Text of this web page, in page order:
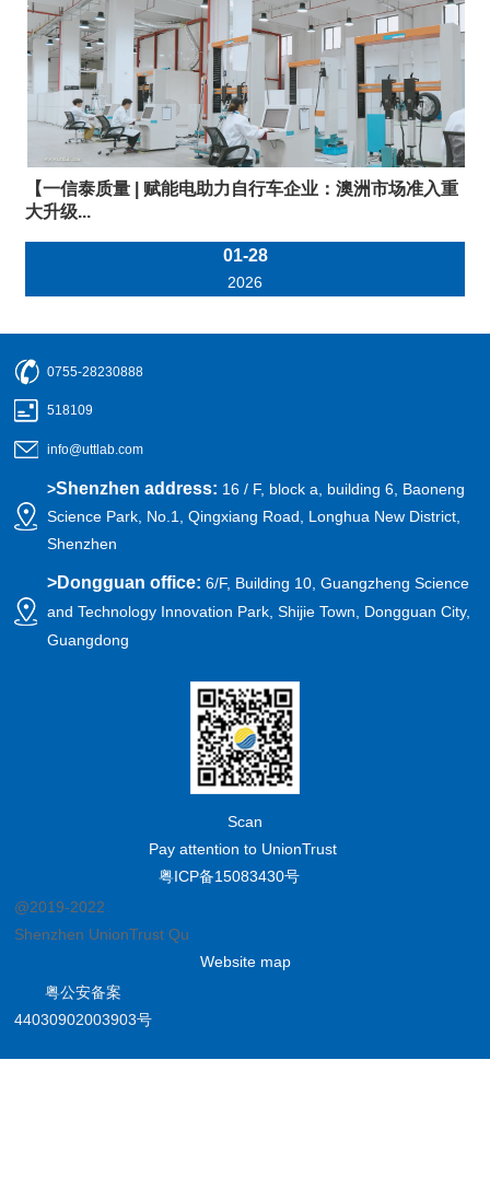
【一信泰质量 | 赋能电助力自行车企业：澳洲市场准入重
大升级...
01-28
2026
0755-28230888
518109
info@uttlab.com
>Shenzhen address: 16 / F, block a, building 6, Baoneng
Science Park, No.1, Qingxiang Road, Longhua New District,
Shenzhen
>Dongguan office:6/F, Building 10, Guangzheng Science
and Technology Innovation Park, Shijie Town, Dongguan City,
Guangdong
Scan
Pay attention to UnionTrust
粤ICP备15083430号
@2019-2022
Shenzhen UnionTrust Quality and Technology Co., Ltd.
Website map
粤公安备案
44030902003903号